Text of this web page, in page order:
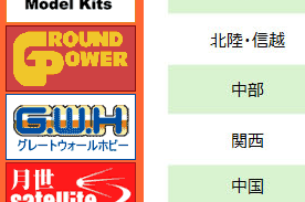
ガリレオ出版 グランドパワー